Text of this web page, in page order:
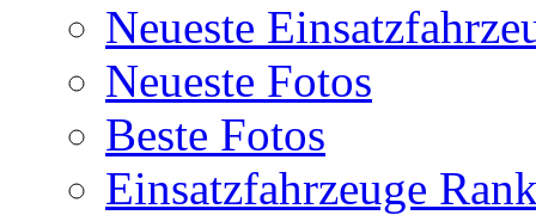
Neueste
Neueste Fotos
Beste Fotos
Einsatzfahrzeuge